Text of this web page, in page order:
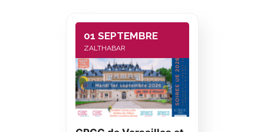
01 SEPTEMBRE
ZALTHABAR